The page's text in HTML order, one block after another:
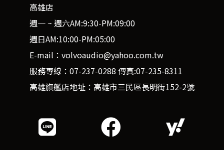
高雄店
週一 ~ 週六AM:9:30-PM:09:00
週日AM:10:00-PM:05:00
E-mail：volvoaudio@yahoo.com.tw
服務專線：07-237-0288 傳真:07-235-8311
高雄旗艦店地址：高雄市三民區長明街152-2號